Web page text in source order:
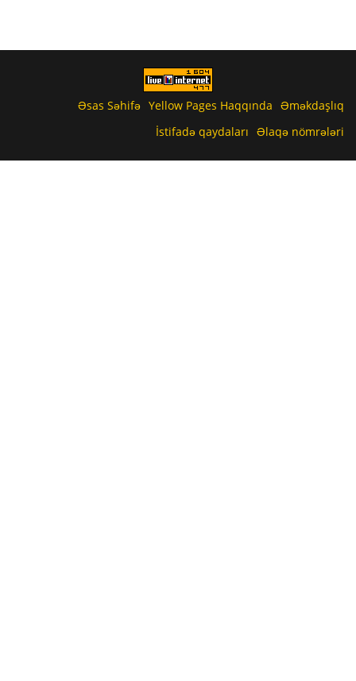
Əsas Səhifə Yellow Pages Haqqında Əməkdaşlıq
İstifadə qaydaları Əlaqə nömrələri